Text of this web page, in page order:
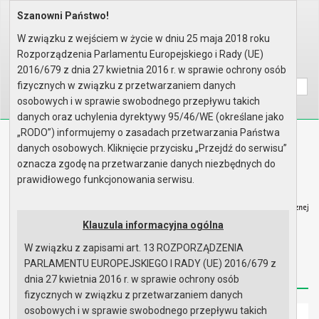
Home Organy Rada Miejska
Rok 2021 - posiedzenia
Posiedzenie z 28 września 2021..
Wyszukaj na stronie:
AAA
Biuletyn Informacji Publicznej
Urząd Miasta i Gminy w Gryfinie
Strona główna Mapa serwisu Aktualności
Redakcja Instrukcja korzystania Dostępność
Strona główna
Szanowni Państwo!
W związku z wejściem w życie w dniu 25 maja 2018 roku
Rozporządzenia Parlamentu Europejskiego i Rady (UE)
2016/679 z dnia 27 kwietnia 2016 r. w sprawie ochrony osób
fizycznych w związku z przetwarzaniem danych
osobowych i w sprawie swobodnego przepływu takich
danych oraz uchylenia dyrektywy 95/46/WE (określane jako
„RODO”) informujemy o zasadach przetwarzania Państwa
danych osobowych. Kliknięcie przycisku „Przejdź do serwisu”
oznacza zgodę na przetwarzanie danych niezbędnych do
prawidłowego funkcjonowania serwisu.
Klauzula informacyjna ogólna
W związku z zapisami art. 13 ROZPORZĄDZENIA
PARLAMENTU EUROPEJSKIEGO I RADY (UE) 2016/679 z
dnia 27 kwietnia 2016 r. w sprawie ochrony osób
fizycznych w związku z przetwarzaniem danych
osobowych i w sprawie swobodnego przepływu takich